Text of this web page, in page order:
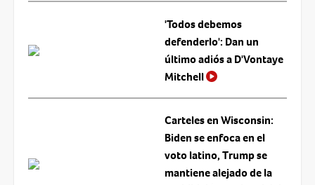
'Todos debemos
defenderlo': Dan un
último adiós a D'Vontaye
Mitchell
Carteles en Wisconsin:
Biden se enfoca en el
voto latino, Trump se
mantiene alejado de la